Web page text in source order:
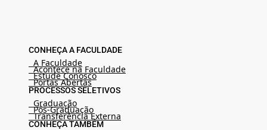
CONHEÇA A FACULDADE
A Faculdade
Acontece na Faculdade
Estude Conosco
Portas Abertas
PROCESSOS SELETIVOS
Graduação
Pós-Graduação
Transferência Externa
CONHEÇA TAMBÉM